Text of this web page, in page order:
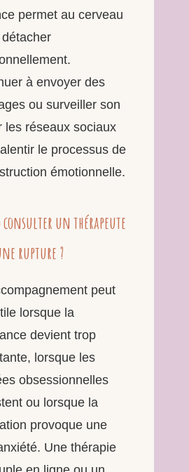
permet au cerveau
à envoyer des
ou surveiller son
les réseaux sociaux
le processus de
émotionnelle.
consulter un thérapeute
rupture ?
peut
lorsque la
devient trop
lorsque les
obsessionnelles
ou lorsque la
provoque une
Une thérapie